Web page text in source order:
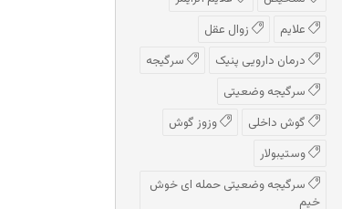
علایم
زوال عقل
درمان دارویی پنیک
سرگیجه
سرگیجه وضعیتی
گوش داخلی
وزوز گوش
وستیبولار
سرگیجه وضعیتی حمله ای خوش
خیم